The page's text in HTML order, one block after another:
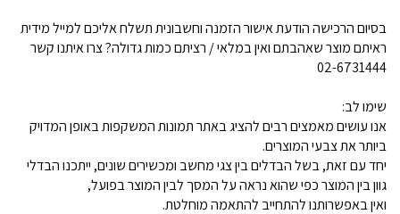
בסיום הרכישה הודעת אישור הזמנה וחשבונית תשלח אליכם למייל מידית
ראיתם מוצר שאהבתם ואין במלאי / רציתם כמות גדולה? צרו איתנו קשר
02-6731444
שימו לב:
אנו עושים מאמצים רבים להציג באתר תמונות המשקפות באופן המדויק
ביותר את צבעי המוצרים.
יחד עם זאת, בשל הבדלים בין צגי מחשב ומכשירים שונים, ייתכנו הבדלי
גוון בין המוצר כפי שהוא נראה על המסך לבין המוצר בפועל,
ואין באפשרותנו להתחייב להתאמה מוחלטת.